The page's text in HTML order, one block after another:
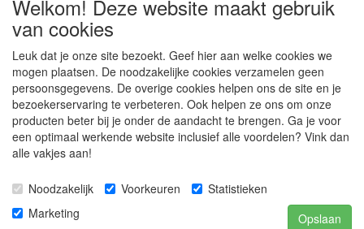
CONTACTGEGEVENS
www.happyseven.nl
Hogenhof 13-15
3861 CG Nijkerk
E-mail: info@happyseven.nl
Telefoon: 06-22804842
Welkom! Deze website maakt gebruik
van cookies
Leuk dat je onze site bezoekt. Geef hier aan welke cookies we
mogen plaatsen. De noodzakelijke cookies verzamelen geen
persoonsgegevens. De overige cookies helpen ons de site en je
bezoekerservaring te verbeteren. Ook helpen ze ons om onze
producten beter bij je onder de aandacht te brengen. Ga je voor
een optimaal werkende website inclusief alle voordelen? Vink dan
alle vakjes aan!
Noodzakelijk Voorkeuren
Statistieken
Marketing
Opslaan